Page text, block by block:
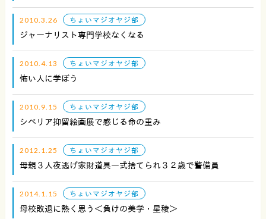
2010.3.26 ちょいマジオヤジ部
ジャーナリスト専門学校なくなる
2010.4.13 ちょいマジオヤジ部
怖い人に学ぼう
2010.9.15 ちょいマジオヤジ部
シベリア抑留絵画展で感じる命の重み
2012.1.25 ちょいマジオヤジ部
母親３人夜逃げ家財道具一式捨てられ３２歳で警備員
2014.1.15 ちょいマジオヤジ部
母校敗退に熱く思う＜負けの美学・星稜＞